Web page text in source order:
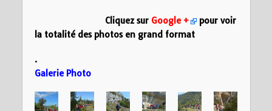
Cliquez sur Google +
pour voir
la totalité des photos en grand format
.
Galerie Photo